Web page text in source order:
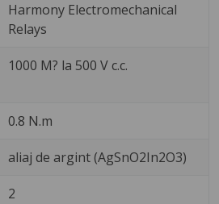
Harmony Electromechanical
Relays
1000 M? la 500 V c.c.
0.8 N.m
aliaj de argint (AgSnO2In2O3)
2